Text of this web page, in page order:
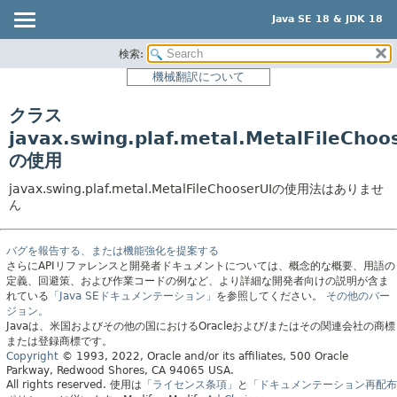
Java SE 18 & JDK 18
パッケージ
クラス
使用
ツリー
新規
非推奨
索引
ヘルプ
検索:
機械翻訳について
クラス
の使用
javax.swing.plaf.metal.MetalFileChooserUIの使用法はありませ
ん
バグを報告する、または機能強化を提案する
さらにAPIリファレンスと開発者ドキュメントについては、概念的な概要、用語の
定義、回避策、および作業コードの例など、より詳細な開発者向けの説明が含ま
れている 「Java SEドキュメンテーション」 を参照してください。
その他のバー
ジョン。
Javaは、米国およびその他の国におけるOracleおよび/またはその関連会社の商標
または登録商標です。
Copyright © 1993, 2022, Oracle and/or its affiliates, 500 Oracle
Parkway, Redwood Shores, CA 94065 USA.
All rights reserved. 使用は 「ライセンス条項」 と
「ドキュメンテーション再配布